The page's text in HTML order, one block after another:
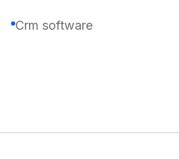
Crm software